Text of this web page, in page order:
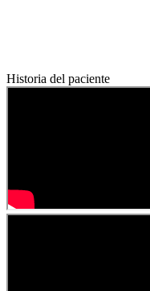
Historia del paciente